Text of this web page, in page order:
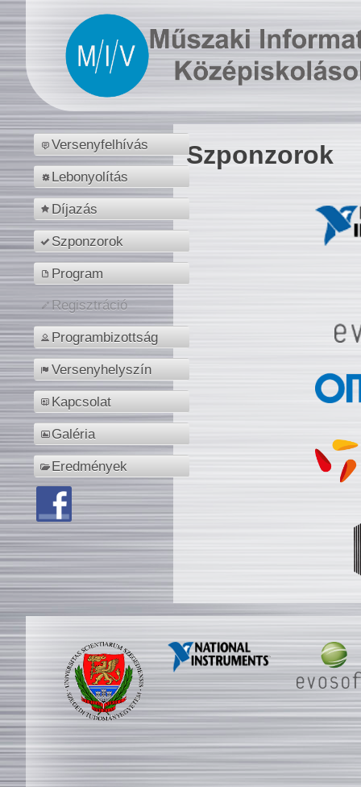
Versenyfelhívás
Lebonyolítás
Díjazás
Szponzorok
Program
Regisztráció
Programbizottság
Versenyhelyszín
Kapcsolat
Galéria
Eredmények
Szponzorok